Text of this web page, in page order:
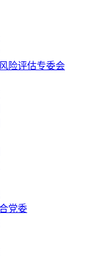
险评估专委会
党委